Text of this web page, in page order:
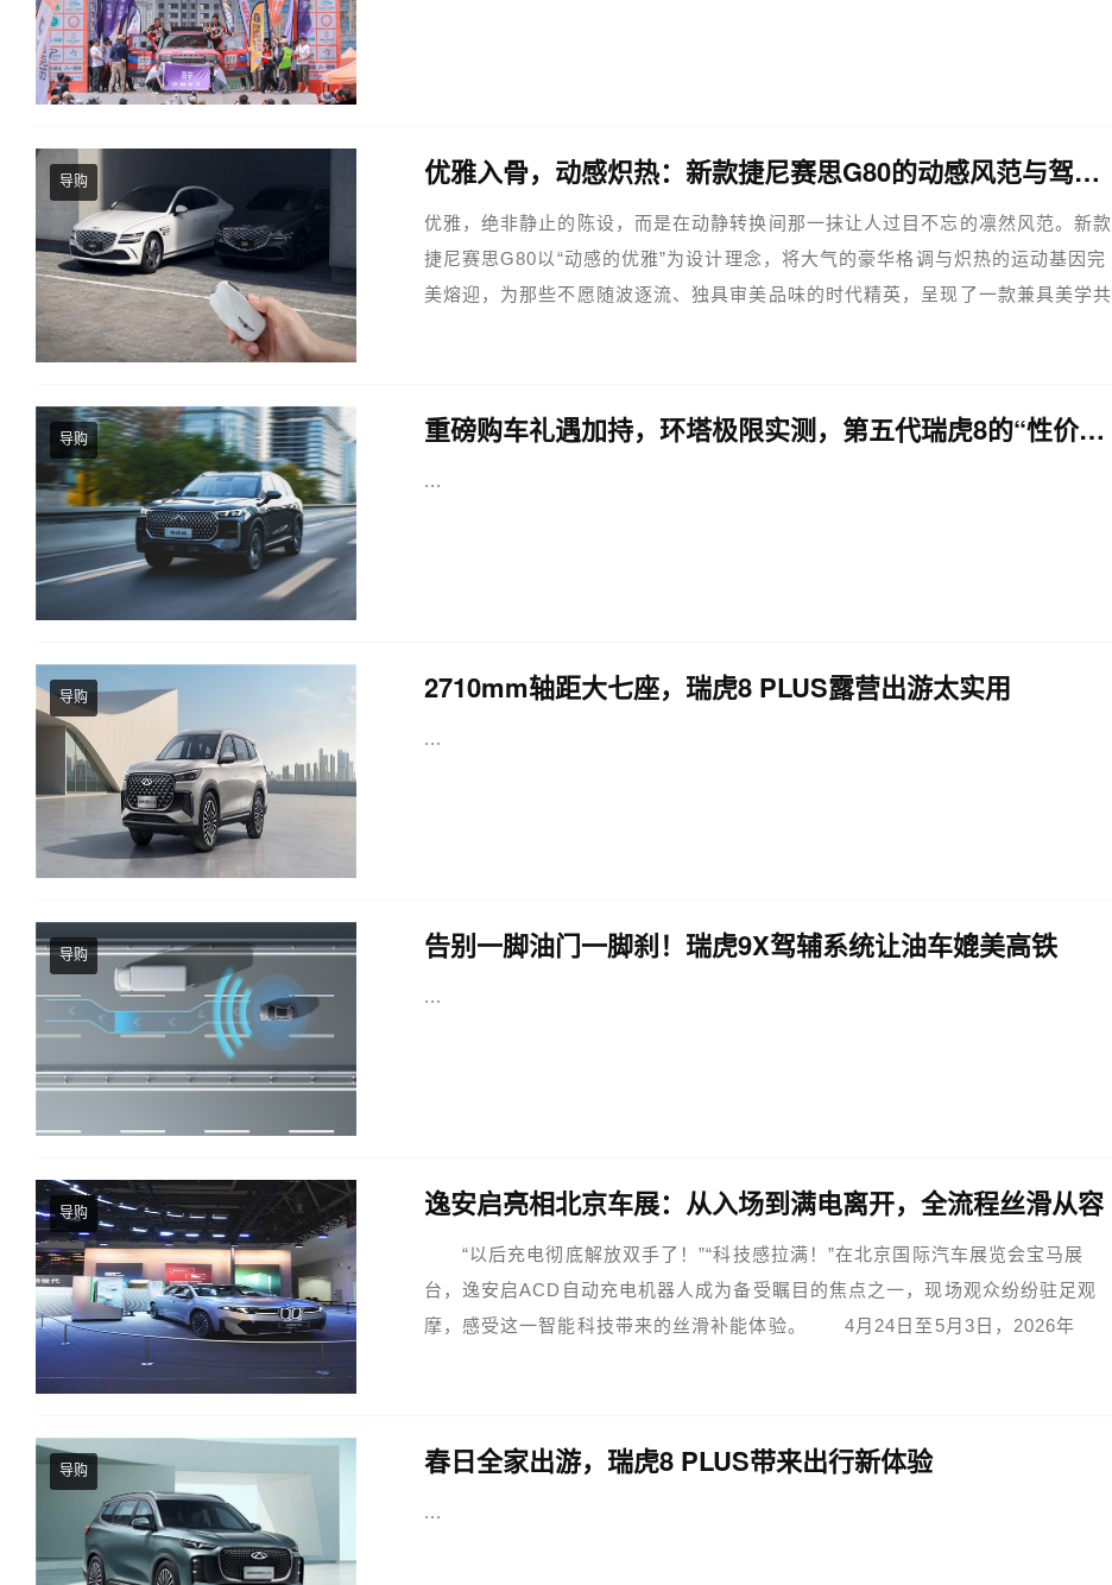
导购 优雅入骨，动感炽热：新款捷尼赛思G80的动感风范与驾驭之美
优雅，绝非静止的陈设，而是在动静转换间那一抹让人过目不忘的凛然风范。新款
捷尼赛思G80以“动感的优雅”为设计理念，将大气的豪华格调与炽热的运动基因完
美熔迎，为那些不愿随波逐流、独具审美品味的时代精英，呈现了一款兼具美学共
导购 重磅购车礼遇加持，环塔极限实测，第五代瑞虎8的“性价比王炸”
...
导购 2710mm轴距大七座，瑞虎8 PLUS露营出游太实用
...
导购 告别一脚油门一脚刹！瑞虎9X驾辅系统让油车媲美高铁
...
导购 逸安启亮相北京车展：从入场到满电离开，全流程丝滑从容
“以后充电彻底解放双手了！”“科技感拉满！”在北京国际汽车展览会宝马展
台，逸安启ACD自动充电机器人成为备受瞩目的焦点之一，现场观众纷纷驻足观
摩，感受这一智能科技带来的丝滑补能体验。 4月24日至5月3日，2026年
导购 春日全家出游，瑞虎8 PLUS带来出行新体验
...